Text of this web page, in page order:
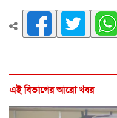
এই বিভাগের আরো খবর